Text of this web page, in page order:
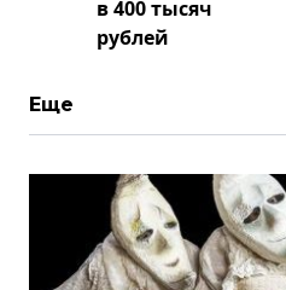
в 400 тысяч
рублей
Еще